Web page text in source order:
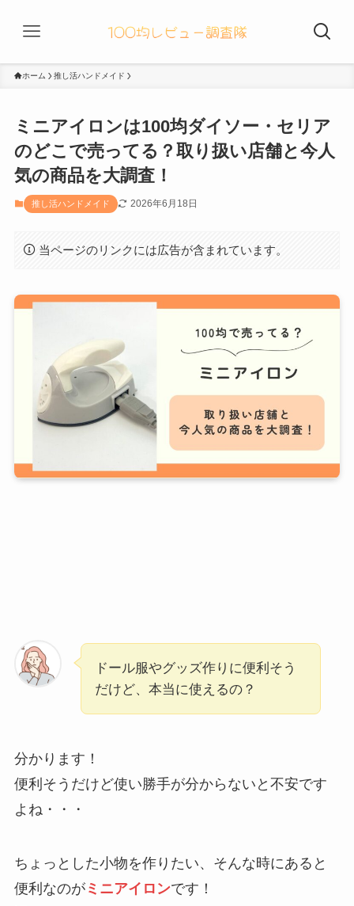
ホーム 推し活ハンドメイド
ミニアイロンは100均ダイソー・セリア
のどこで売ってる？取り扱い店舗と今人
気の商品を大調査！
推し活ハンドメイド 2026年6月18日
当ページのリンクには広告が含まれています。
ドール服やグッズ作りに便利そう
だけど、本当に使えるの？
分かります！
便利そうだけど使い勝手が分からないと不安です
よね・・・
ちょっとした小物を作りたい、そんな時にあると
便利なのがミニアイロンです！